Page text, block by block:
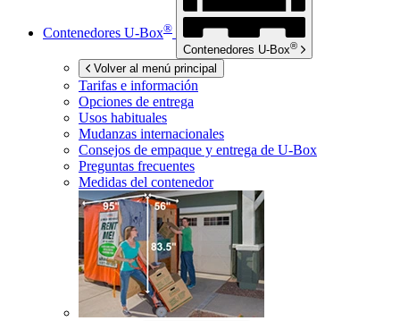
Contenedores U-Box®
Contenedores U-Box®
Volver al menú principal
Tarifas e información
Opciones de entrega
Usos habituales
Mudanzas internacionales
Consejos de empaque y entrega de U-Box
Preguntas frecuentes
Medidas del contenedor